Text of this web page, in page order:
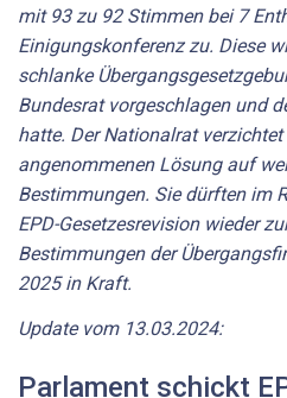
mit 93 zu 92 Stimmen bei 7
Einigungskonferenz zu. Diese
schlanke
Bundesrat vorgeschlagen und
hatte. Der Nationalrat
angenommenen Lösung auf
Bestimmungen. Sie dürften im
EPD-Gesetzesrevision wieder
Bestimmungen der
2025 in Kraft.
Update vom 13.03.2024:
Parlament schickt